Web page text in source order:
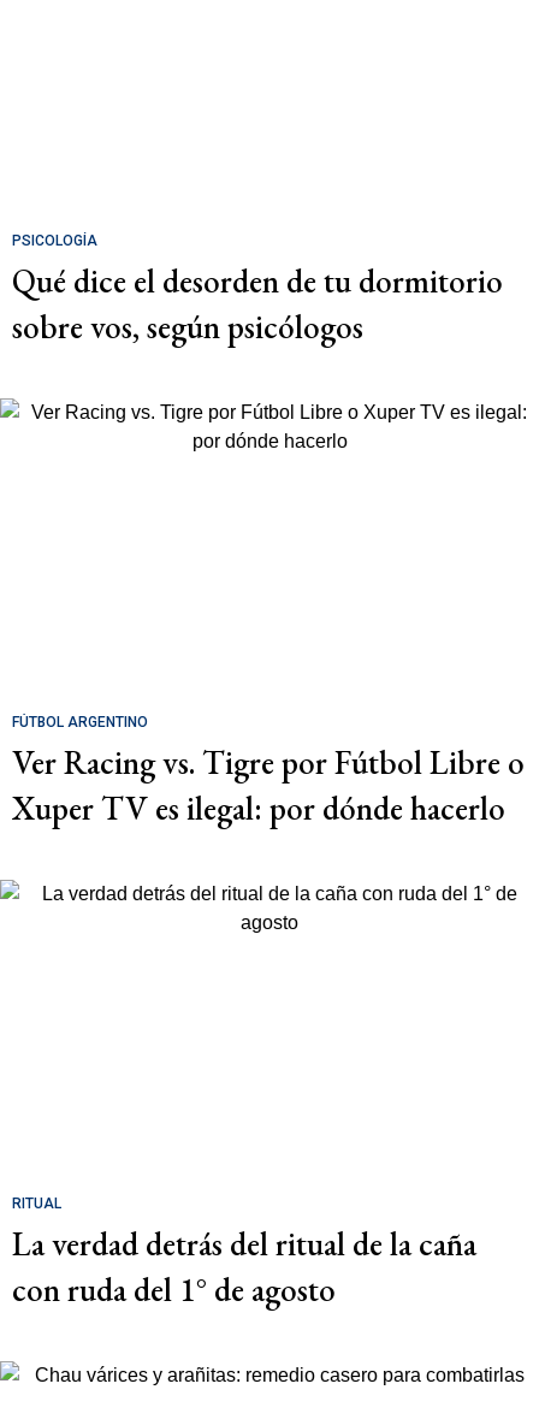
PSICOLOGÍA
Qué dice el desorden de tu dormitorio
sobre vos, según psicólogos
FÚTBOL ARGENTINO
Ver Racing vs. Tigre por Fútbol Libre o
Xuper TV es ilegal: por dónde hacerlo
RITUAL
La verdad detrás del ritual de la caña
con ruda del 1° de agosto